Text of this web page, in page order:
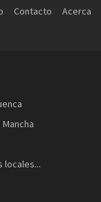
Contacto
Acerca
locales...